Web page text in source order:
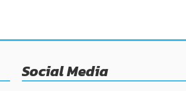
Social Media